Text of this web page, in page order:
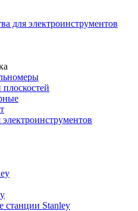
для электроинструментов
станции Stanley